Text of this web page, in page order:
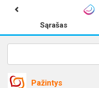
Sąrašas
Pažintys